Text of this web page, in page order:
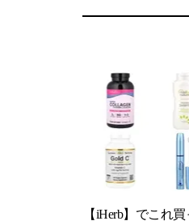
【iHerb】でこれ